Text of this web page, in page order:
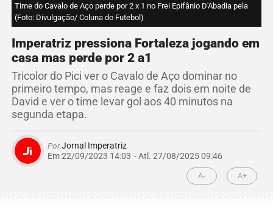
Time do Cavalo de Aço perde por 2 x 1 no Frei Epifânio D'Abadia pela
(Foto: Divulgação/ Coluna do Futebol)
Imperatriz pressiona Fortaleza jogando em
casa mas perde por 2 a1
Tricolor do Pici ver o Cavalo de Aço dominar no
primeiro tempo, mas reage e faz dois em noite de
David e ver o time levar gol aos 40 minutos na
segunda etapa.
PorJornal Imperatriz
Em 22/09/2023 14:03 - Atl. 27/08/2025 09:46
A- A+